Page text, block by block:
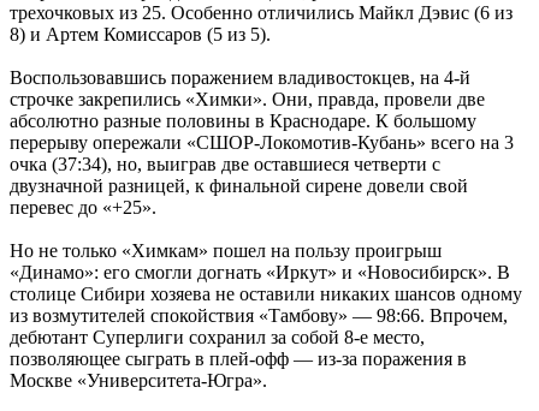
трехочковых из 25. Особенно отличились Майкл Дэвис (6 из
8) и Артем Комиссаров (5 из 5).
Воспользовавшись поражением владивостокцев, на 4-й
строчке закрепились «Химки». Они, правда, провели две
абсолютно разные половины в Краснодаре. К большому
перерыву опережали «СШОР-Локомотив-Кубань» всего на 3
очка (37:34), но, выиграв две оставшиеся четверти с
двузначной разницей, к финальной сирене довели свой
перевес до «+25».
Но не только «Химкам» пошел на пользу проигрыш
«Динамо»: его смогли догнать «Иркут» и «Новосибирск». В
столице Сибири хозяева не оставили никаких шансов одному
из возмутителей спокойствия «Тамбову» — 98:66. Впрочем,
дебютант Суперлиги сохранил за собой 8-е место,
позволяющее сыграть в плей-офф — из-за поражения в
Москве «Университета-Югра».